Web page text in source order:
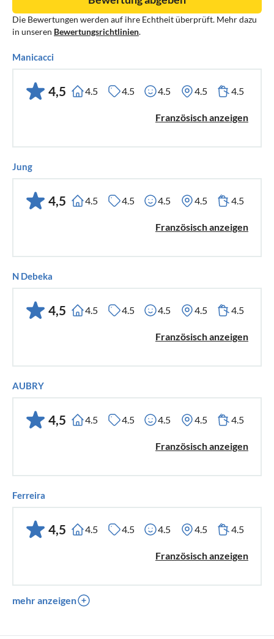
Die Bewertungen werden auf ihre Echtheit überprüft. Mehr dazu
in unseren Bewertungsrichtlinien.
Manicacci
4,5 4.5 4.5 4.5 4.5 4.5
Französisch anzeigen
Jung
4,5 4.5 4.5 4.5 4.5 4.5
Französisch anzeigen
N Debeka
4,5 4.5 4.5 4.5 4.5 4.5
Französisch anzeigen
AUBRY
4,5 4.5 4.5 4.5 4.5 4.5
Französisch anzeigen
Ferreira
4,5 4.5 4.5 4.5 4.5 4.5
Französisch anzeigen
mehr anzeigen